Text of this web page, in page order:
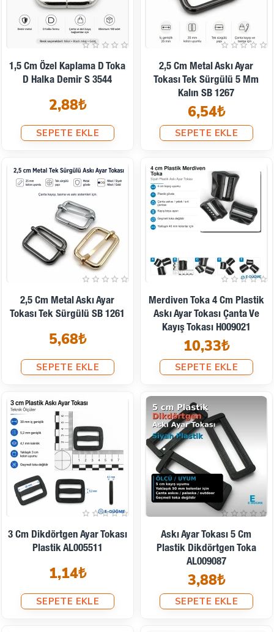
1,5 Cm Özel Kaplama D Toka
D Halka Demir S 3544
2,88₺
SEPETE EKLE
2,5 Cm Metal Askı Ayar
Tokası Tek Sürgülü 5 Mm
Kalın SB 1267
6,54₺
SEPETE EKLE
2,5 Cm Metal Askı Ayar
Tokası Tek Sürgülü SB 1261
5,68₺
SEPETE EKLE
Merdiven Toka 4 Cm Plastik
Askı Ayar Tokası Çanta Ve
Kayış Tokası H009021
10,33₺
SEPETE EKLE
3 Cm Dikdörtgen Ayar Tokası
Plastik AL005511
1,14₺
SEPETE EKLE
Askı Ayar Tokası 5 Cm
Plastik Dikdörtgen Toka
AL009087
3,88₺
SEPETE EKLE